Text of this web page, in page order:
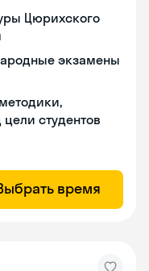
Цюрихского
экзамены
студентов
время